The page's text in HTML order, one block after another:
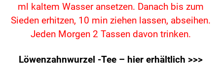
ml kaltem Wasser ansetzen. Danach bis zum
Sieden erhitzen, 10 min ziehen lassen, abseihen.
Jeden Morgen 2 Tassen davon trinken.
Löwenzahnwurzel -Tee – hier erhältlich >>>